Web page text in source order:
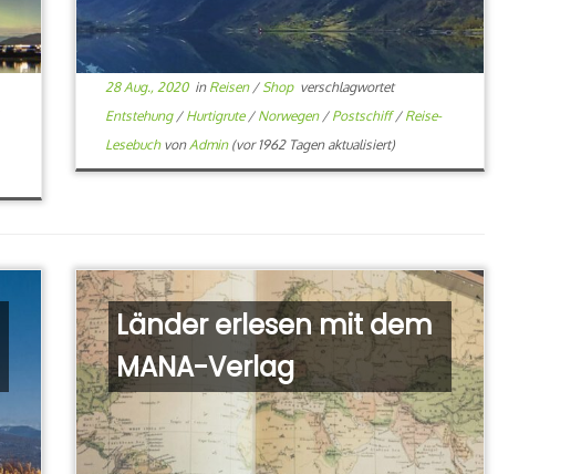
28 Aug., 2020in Reisen / Shop verschlagwortet
Entstehung / Hurtigrute / Norwegen / Postschiff/ Reise-
Lesebuch von Admin(vor 1962 Tagen aktualisiert)
Länder erlesen mit dem
MANA-Verlag